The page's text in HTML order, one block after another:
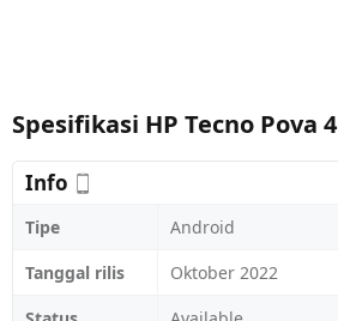
Spesifikasi HP Tecno Pova 4
Info
Tipe
Android
Tanggal rilis
Oktober 2022